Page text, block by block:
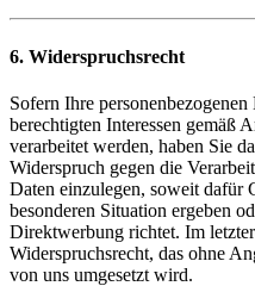
6. Widerspruchsrecht
Sofern Ihre
berechtigten Interessen gemäß
verarbeitet werden, haben Sie
Widerspruch gegen die
Daten einzulegen, soweit dafür
besonderen Situation ergeben
Direktwerbung richtet. Im
Widerspruchsrecht, das ohne
von uns umgesetzt wird.